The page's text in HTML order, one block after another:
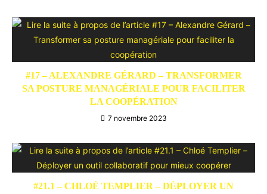
#17 – ALEXANDRE GÉRARD – TRANSFORMER
SA POSTURE MANAGÉRIALE POUR FACILITER
LA COOPÉRATION
7 novembre 2023
#21.1 – CHLOÉ TEMPLIER – DÉPLOYER UN